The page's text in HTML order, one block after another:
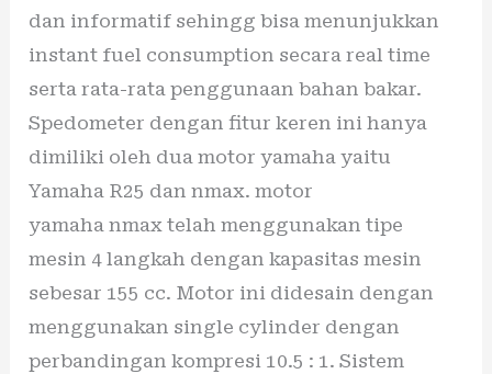
dan informatif sehingg bisa menunjukkan
instant fuel consumption secara real time
serta rata-rata penggunaan bahan bakar.
Spedometer dengan fitur keren ini hanya
dimiliki oleh dua motor yamaha yaitu
Yamaha R25 dan nmax. motor
yamaha nmax telah menggunakan tipe
mesin 4 langkah dengan kapasitas mesin
sebesar 155 cc. Motor ini didesain dengan
menggunakan single cylinder dengan
perbandingan kompresi 10.5 : 1. Sistem